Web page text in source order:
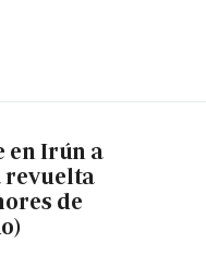
en Irún a
revuelta
de